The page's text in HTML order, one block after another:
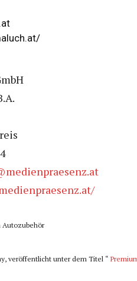
Autozubehör
veröffentlicht unter dem Titel “